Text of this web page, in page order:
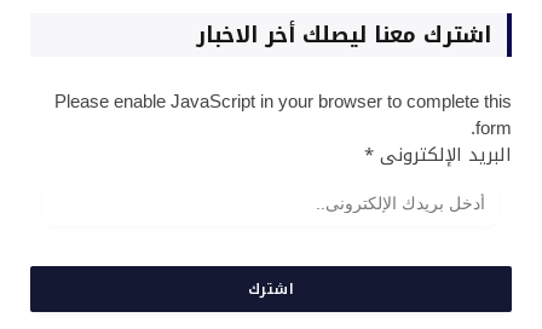
اشترك معنا ليصلك أخر الاخبار
Please enable JavaScript in your browser to complete this
form.
البريد الإلكترونى*
اشترك